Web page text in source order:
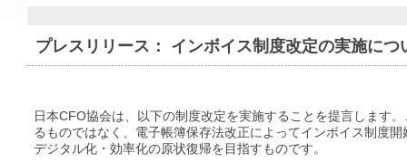
プレスリリース： インボイス制度改定の実施につ
日本CFO協会は、以下の制度改定を実施することを提言します
るものではなく、電子帳簿保存法改正によってインボイス制度
デジタル化・効率化の原状復帰を目指すものです。